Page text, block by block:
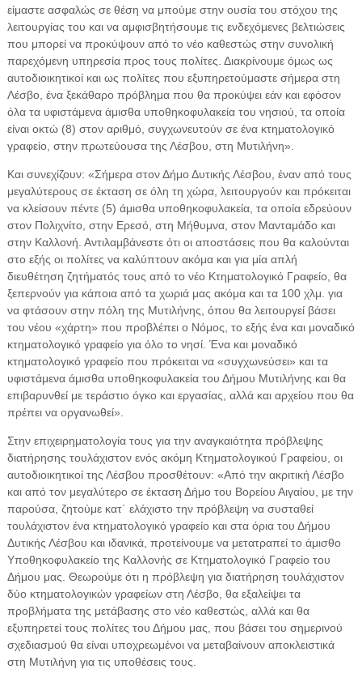
είμαστε ασφαλώς σε θέση να μπούμε στην ουσία του στόχου της
λειτουργίας του και να αμφισβητήσουμε τις ενδεχόμενες βελτιώσεις
που μπορεί να προκύψουν από το νέο καθεστώς στην συνολική
παρεχόμενη υπηρεσία προς τους πολίτες. Διακρίνουμε όμως ως
αυτοδιοικητικοί και ως πολίτες που εξυπηρετούμαστε σήμερα στη
Λέσβο, ένα ξεκάθαρο πρόβλημα που θα προκύψει εάν και εφόσον
όλα τα υφιστάμενα άμισθα υποθηκοφυλακεία του νησιού, τα οποία
είναι οκτώ (8) στον αριθμό, συγχωνευτούν σε ένα κτηματολογικό
γραφείο, στην πρωτεύουσα της Λέσβου, στη Μυτιλήνη».
Και συνεχίζουν: «Σήμερα στον Δήμο Δυτικής Λέσβου, έναν από τους
μεγαλύτερους σε έκταση σε όλη τη χώρα, λειτουργούν και πρόκειται
να κλείσουν πέντε (5) άμισθα υποθηκοφυλακεία, τα οποία εδρεύουν
στον Πολιχνίτο, στην Ερεσό, στη Μήθυμνα, στον Μανταμάδο και
στην Καλλονή. Αντιλαμβάνεστε ότι οι αποστάσεις που θα καλούνται
στο εξής οι πολίτες να καλύπτουν ακόμα και για μία απλή
διευθέτηση ζητήματός τους από το νέο Κτηματολογικό Γραφείο, θα
ξεπερνούν για κάποια από τα χωριά μας ακόμα και τα 100 χλμ. για
να φτάσουν στην πόλη της Μυτιλήνης, όπου θα λειτουργεί βάσει
του νέου «χάρτη» που προβλέπει ο Νόμος, το εξής ένα και μοναδικό
κτηματολογικό γραφείο για όλο το νησί. Ένα και μοναδικό
κτηματολογικό γραφείο που πρόκειται να «συγχωνεύσει» και τα
υφιστάμενα άμισθα υποθηκοφυλακεία του Δήμου Μυτιλήνης και θα
επιβαρυνθεί με τεράστιο όγκο και εργασίας, αλλά και αρχείου που θα
πρέπει να οργανωθεί».
Στην επιχειρηματολογία τους για την αναγκαιότητα πρόβλεψης
διατήρησης τουλάχιστον ενός ακόμη Κτηματολογικού Γραφείου, οι
αυτοδιοικητικοί της Λέσβου προσθέτουν: «Από την ακριτική Λέσβο
και από τον μεγαλύτερο σε έκταση Δήμο του Βορείου Αιγαίου, με την
παρούσα, ζητούμε κατ΄ ελάχιστο την πρόβλεψη να συσταθεί
τουλάχιστον ένα κτηματολογικό γραφείο και στα όρια του Δήμου
Δυτικής Λέσβου και ιδανικά, προτείνουμε να μετατραπεί το άμισθο
Υποθηκοφυλακείο της Καλλονής σε Κτηματολογικό Γραφείο του
Δήμου μας. Θεωρούμε ότι η πρόβλεψη για διατήρηση τουλάχιστον
δύο κτηματολογικών γραφείων στη Λέσβο, θα εξαλείψει τα
προβλήματα της μετάβασης στο νέο καθεστώς, αλλά και θα
εξυπηρετεί τους πολίτες του Δήμου μας, που βάσει του σημερινού
σχεδιασμού θα είναι υποχρεωμένοι να μεταβαίνουν αποκλειστικά
στη Μυτιλήνη για τις υποθέσεις τους.